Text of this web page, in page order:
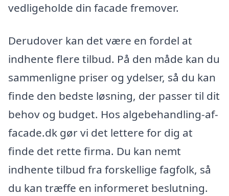
vedligeholde din facade fremover.
Derudover kan det være en fordel at
indhente flere tilbud. På den måde kan du
sammenligne priser og ydelser, så du kan
finde den bedste løsning, der passer til dit
behov og budget. Hos algebehandling-af-
facade.dk gør vi det lettere for dig at
finde det rette firma. Du kan nemt
indhente tilbud fra forskellige fagfolk, så
du kan træffe en informeret beslutning.